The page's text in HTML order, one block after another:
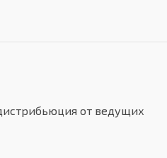
от ведущих